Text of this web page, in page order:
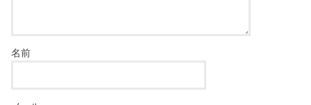
名前